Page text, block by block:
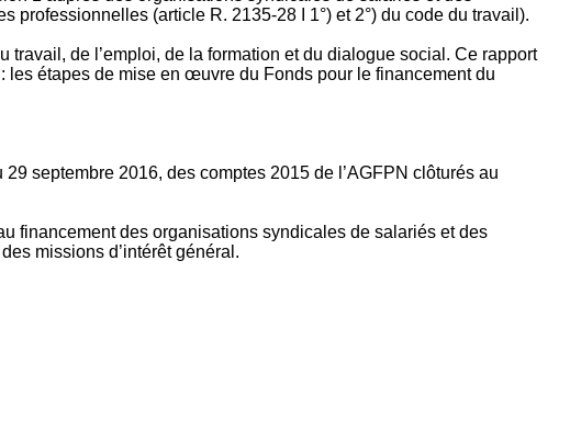
(article R. 2135‐28 I 1°) et 2°) du code du travail).
de l’emploi, de la formation et du dialogue social. Ce rapport
étapes de mise en œuvre du Fonds pour le financement du
septembre 2016, des comptes 2015 de l’AGFPN clôturés au
financement des organisations syndicales de salariés et des
missions d’intérêt général.